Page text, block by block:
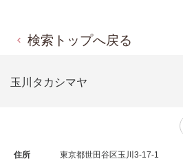
検索トップへ戻る
玉川タカシマヤ
住所 東京都世田谷区玉川3-17-1